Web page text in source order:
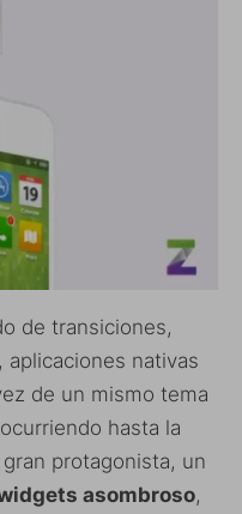
de transiciones,
aplicaciones nativas
de un mismo tema
hasta la
protagonista, un
asombroso,